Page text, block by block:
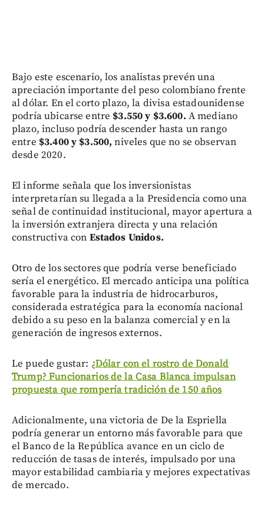
Bajo este escenario, los analistas prevén una
apreciación importante del peso colombiano frente
al dólar. En el corto plazo, la divisa estadounidense
podría ubicarse entre $3.550 y $3.600. A mediano
plazo, incluso podría descender hasta un rango
entre $3.400 y $3.500, niveles que no se observan
desde 2020.
El informe señala que los inversionistas
interpretarían su llegada a la Presidencia como una
señal de continuidad institucional, mayor apertura a
la inversión extranjera directa y una relación
constructiva con Estados Unidos.
Otro de los sectores que podría verse beneficiado
sería el energético. El mercado anticipa una política
favorable para la industria de hidrocarburos,
considerada estratégica para la economía nacional
debido a su peso en la balanza comercial y en la
generación de ingresos externos.
Le puede gustar: ¿Dólar con el rostro de Donald
Trump? Funcionarios de la Casa Blanca impulsan
propuesta que rompería tradición de 150 años
Adicionalmente, una victoria de De la Espriella
podría generar un entorno más favorable para que
el Banco de la República avance en un ciclo de
reducción de tasas de interés, impulsado por una
mayor estabilidad cambiaria y mejores expectativas
de mercado.